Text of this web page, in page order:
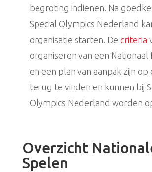
begroting indienen. Na
Special Olympics Nederland
organisatie starten. De criteria
organiseren van een Nationaal
en een plan van aanpak zijn
terug te vinden en kunnen bij
Olympics Nederland worden
Overzicht
Spelen